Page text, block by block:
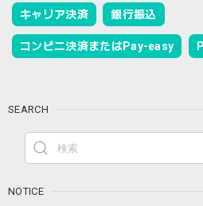
キャリア決済 銀行振込
コンビニ決済またはPay-easy
SEARCH
NOTICE